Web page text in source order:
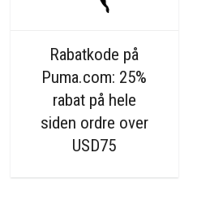
Rabatkode på
Puma.com: 25%
rabat på hele
siden ordre over
USD75